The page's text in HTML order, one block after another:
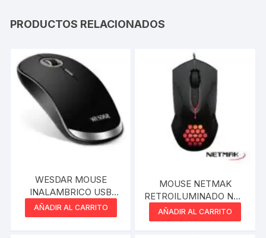
PRODUCTOS RELACIONADOS
WESDAR MOUSE
INALAMBRICO USB
WD-V1
AÑADIR AL CARRITO
MOUSE NETMAK
RETROILUMINADO NM-
SHOCK
AÑADIR AL CARRITO